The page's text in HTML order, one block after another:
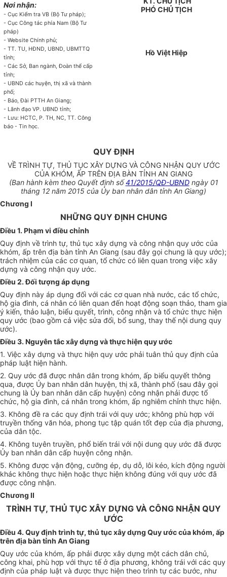
Nơi nhận:
- Cục Kiểm tra VB (Bộ Tư pháp);
- Cục Công tác phía Nam (Bộ Tư
pháp)
- Website Chính phủ;
- TT. TU, HĐND, UBND, UBMTTQ
tỉnh;
- Các Sở, Ban ngành, Đoàn thể cấp
tỉnh;
- UBND các huyện, thị xã và thành
phố;
- Báo, Đài PTTH An Giang;
- Lãnh đạo VP. UBND tỉnh;
- Lưu: HCTC, P. TH, NC, TT. Công
báo - Tin học.
PHÓ CHỦ TỊCH
Hồ Việt Hiệp
QUY ĐỊNH
VỀ TRÌNH TỰ, THỦ TỤC XÂY DỰNG VÀ CÔNG NHẬN QUY ƯỚC
CỦA KHÓM, ẤP TRÊN ĐỊA BÀN TỈNH AN GIANG
(Ban hành kèm theo Quyết định số41/2015/QĐ-UBNDngày 01
tháng 12 năm 2015 của Ủy ban nhân dân tỉnh An Giang)
Chương I
NHỮNG QUY ĐỊNH CHUNG
Điều 1. Phạm vi điều chỉnh
Quy định về trình tự, thủ tục xây dựng và công nhận quy ước của
khóm, ấp trên địa bàn tỉnh An Giang (sau đây gọi chung là quy ước);
trách nhiệm của các cơ quan, tổ chức có liên quan trong việc xây
dựng và công nhận quy ước.
Điều 2. Đối tượng áp dụng
Quy định này áp dụng đối với các cơ quan nhà nước, các tổ chức,
hộ gia đình, cá nhân có liên quan đến hoạt động soạn thảo, tham gia
ý kiến, thảo luận, biểu quyết, trình, công nhận và tổ chức thực hiện
quy ước (bao gồm cả việc sửa đổi, bổ sung, thay thế nội dung quy
ước).
Điều 3. Nguyên tắc xây dựng và thực hiện quy ước
1. Việc xây dựng và thực hiện quy ước phải tuân thủ quy định của
pháp luật hiện hành.
2. Quy ước đã được nhân dân trong khóm, ấp biểu quyết thông
qua, được Ủy ban nhân dân huyện, thị xã, thành phố (sau đây gọi
chung là Ủy ban nhân dân cấp huyện) công nhận phải được tổ
chức, hộ gia đình, cá nhân trong khóm, ấp nghiêm chỉnh thực hiện.
3. Không đề ra các quy định trái với quy ước; không phù hợp với
truyền thống văn hóa, phong tục tập quán tốt đẹp của địa phương,
của dân tộc.
4. Không tuyên truyền, phổ biến trái với nội dung quy ước đã được
Ủy ban nhân dân cấp huyện công nhận.
5. Không được vận động, cưỡng ép, dụ dỗ, lôi kéo, kích động người
khác không thực hiện hoặc thực hiện không đúng với quy ước đã
được công nhận.
Chương II
TRÌNH TỰ, THỦ TỤC XÂY DỰNG VÀ CÔNG NHẬN QUY
ƯỚC
Điều 4. Quy định trình tự, thủ tục xây dựng Quy ước của khóm, ấp
trên địa bàn tỉnh An Giang
Quy ước của khóm, ấp phải được xây dựng một cách dân chủ,
công khai, phù hợp với thực tế ở địa phương, không trái với các quy
định của pháp luật và được thực hiện theo trình tự các bước, như